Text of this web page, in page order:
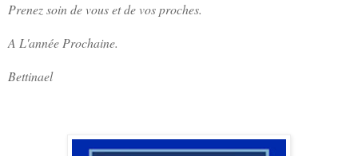
Prenez soin de vous et de vos proches.
A L'année Prochaine.
Bettinael